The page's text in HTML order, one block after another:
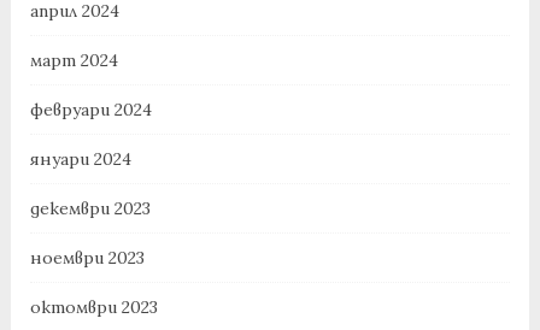
април 2024
март 2024
февруари 2024
януари 2024
декември 2023
ноември 2023
октомври 2023